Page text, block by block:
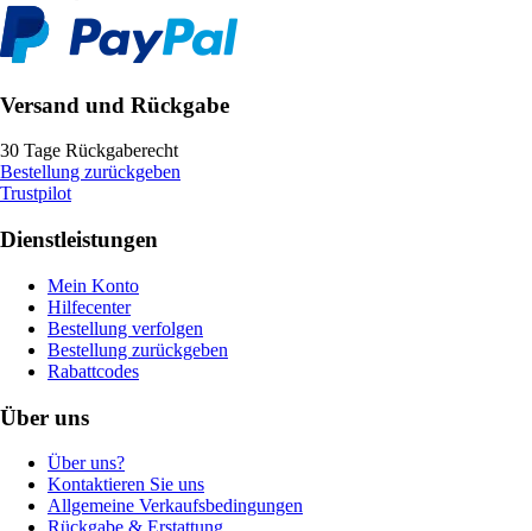
Versand und Rückgabe
30 Tage Rückgaberecht
Bestellung zurückgeben
Trustpilot
Dienstleistungen
Mein Konto
Hilfecenter
Bestellung verfolgen
Bestellung zurückgeben
Rabattcodes
Über uns
Über uns?
Kontaktieren Sie uns
Allgemeine Verkaufsbedingungen